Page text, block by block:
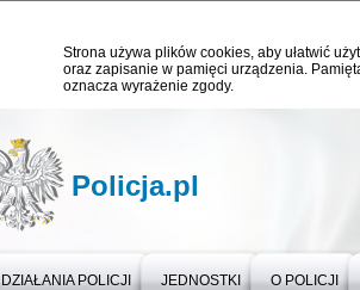
Strona używa plików cookies, aby ułatwić
oraz zapisanie w pamięci urządzenia.
oznacza wyrażenie zgody.
Policja.pl
DZIAŁANIA POLICJI JEDNOSTKI O POLICJI